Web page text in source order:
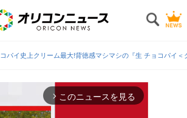
パイ史上クリーム最大!背徳感マシマシの『生 チョコパイ
arrow_forward_ios このニュースを見る